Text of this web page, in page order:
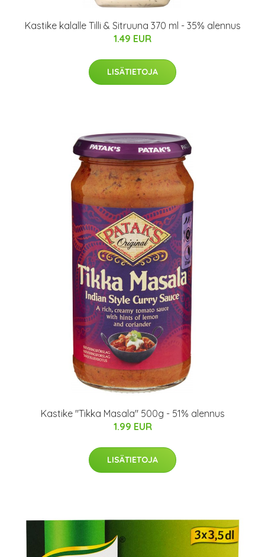
Kastike kalalle Tilli & Sitruuna 370 ml - 35% alennus
1.49 EUR
LISÄTIETOJA
Kastike "Tikka Masala" 500g - 51% alennus
1.99 EUR
LISÄTIETOJA